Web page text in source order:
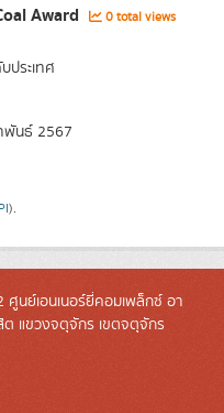
Award
0 total views
ประเทศ
นธ์ 2567
).
นย์เอนเนอร์ยี่คอมเพล็กซ์ อา
แขวงจตุจักร เขตจตุจักร